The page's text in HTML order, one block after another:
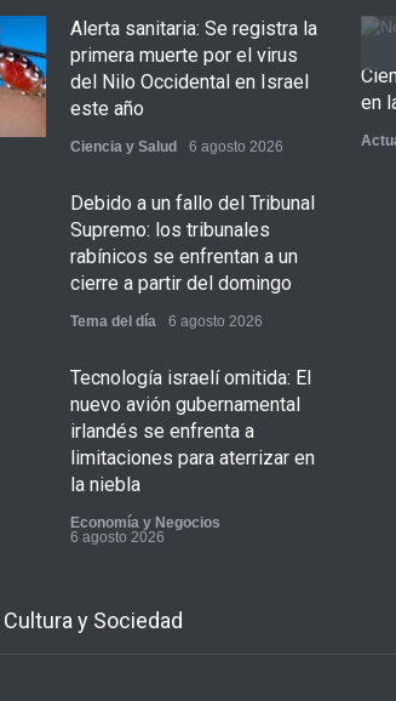
Alerta sanitaria: Se registra la
primera muerte por el virus
del Nilo Occidental en Israel
este año
Ciencia y Salud 6 agosto 2026
Debido a un fallo del Tribunal
Supremo: los tribunales
rabínicos se enfrentan a un
cierre a partir del domingo
Tema del día 6 agosto 2026
Tecnología israelí omitida: El
nuevo avión gubernamental
irlandés se enfrenta a
limitaciones para aterrizar en
la niebla
Economía y Negocios
6 agosto 2026
Opinión,Tema del día
en
Cultura y Sociedad